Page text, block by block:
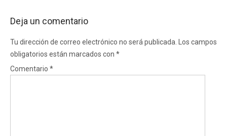
Deja un comentario
Tu dirección de correo electrónico no será publicada.
Los campos
obligatorios están marcados con *
Comentario *